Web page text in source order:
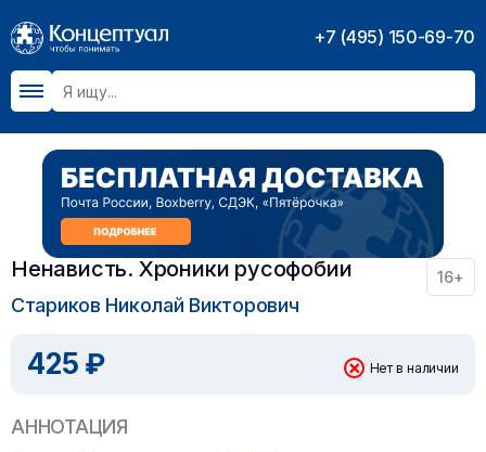
+7 (495) 150-69-70
Ненависть. Хроники русофобии 16+
Стариков Николай Викторович
425 ₽ Нет в наличии
АННОТАЦИЯ